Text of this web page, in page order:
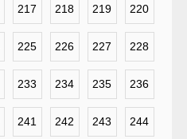
217 218 219 220
225 226 227 228
233 234 235 236
241 242 243 244